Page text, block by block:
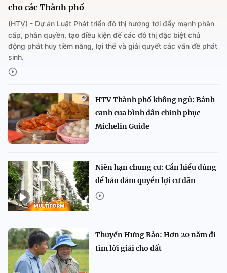
cho các Thành phố
(HTV) - Dự án Luật Phát triển đô thị hướng tới đẩy mạnh phân
cấp, phân quyền, tạo điều kiện để các đô thị đặc biệt chủ
động phát huy tiềm năng, lợi thế và giải quyết các vấn đề phát
sinh.
HTV Thành phố không ngủ: Bánh
canh cua bình dân chinh phục
Michelin Guide
Niên hạn chung cư: Cần hiểu đúng
để bảo đảm quyền lợi cư dân
Thuyền Hưng Bảo: Hơn 20 năm đi
tìm lời giải cho đất